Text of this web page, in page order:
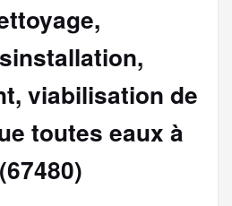
viabilisation de
toutes eaux à